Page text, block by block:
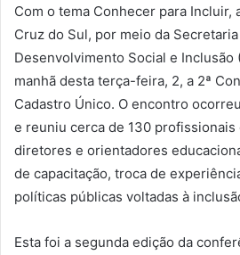
Com o tema Conhecer para Incluir,
Cruz do Sul, por meio da
Desenvolvimento Social e Inclusão
manhã desta terça-feira, 2, a 2ª
Cadastro Único. O encontro
e reuniu cerca de 130 profissionais
diretores e orientadores
de capacitação, troca de
políticas públicas voltadas à
Esta foi a segunda edição da